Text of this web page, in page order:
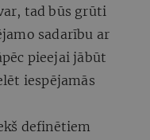
tad būs grūti
sadarību ar
pieejai jābūt
iespējamās
definētiem